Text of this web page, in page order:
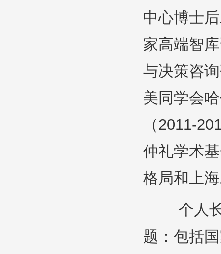
中心博士
家高端智
与决策咨
美同学会
（2011-
仲礼学术
格局和上
个人长
题 ：包括